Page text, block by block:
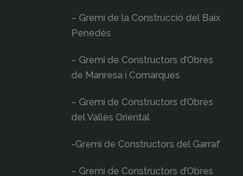
– Gremi de la Construcció del Baix
Penedès
– Gremi de Constructors d’Obres
de Manresa i Comarques
– Gremi de Constructors d’Obres
del Vallès Oriental
-Gremi de Constructors del Garraf
– Gremi de Constructors d’Obres